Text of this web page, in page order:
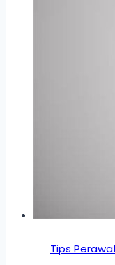
Tips